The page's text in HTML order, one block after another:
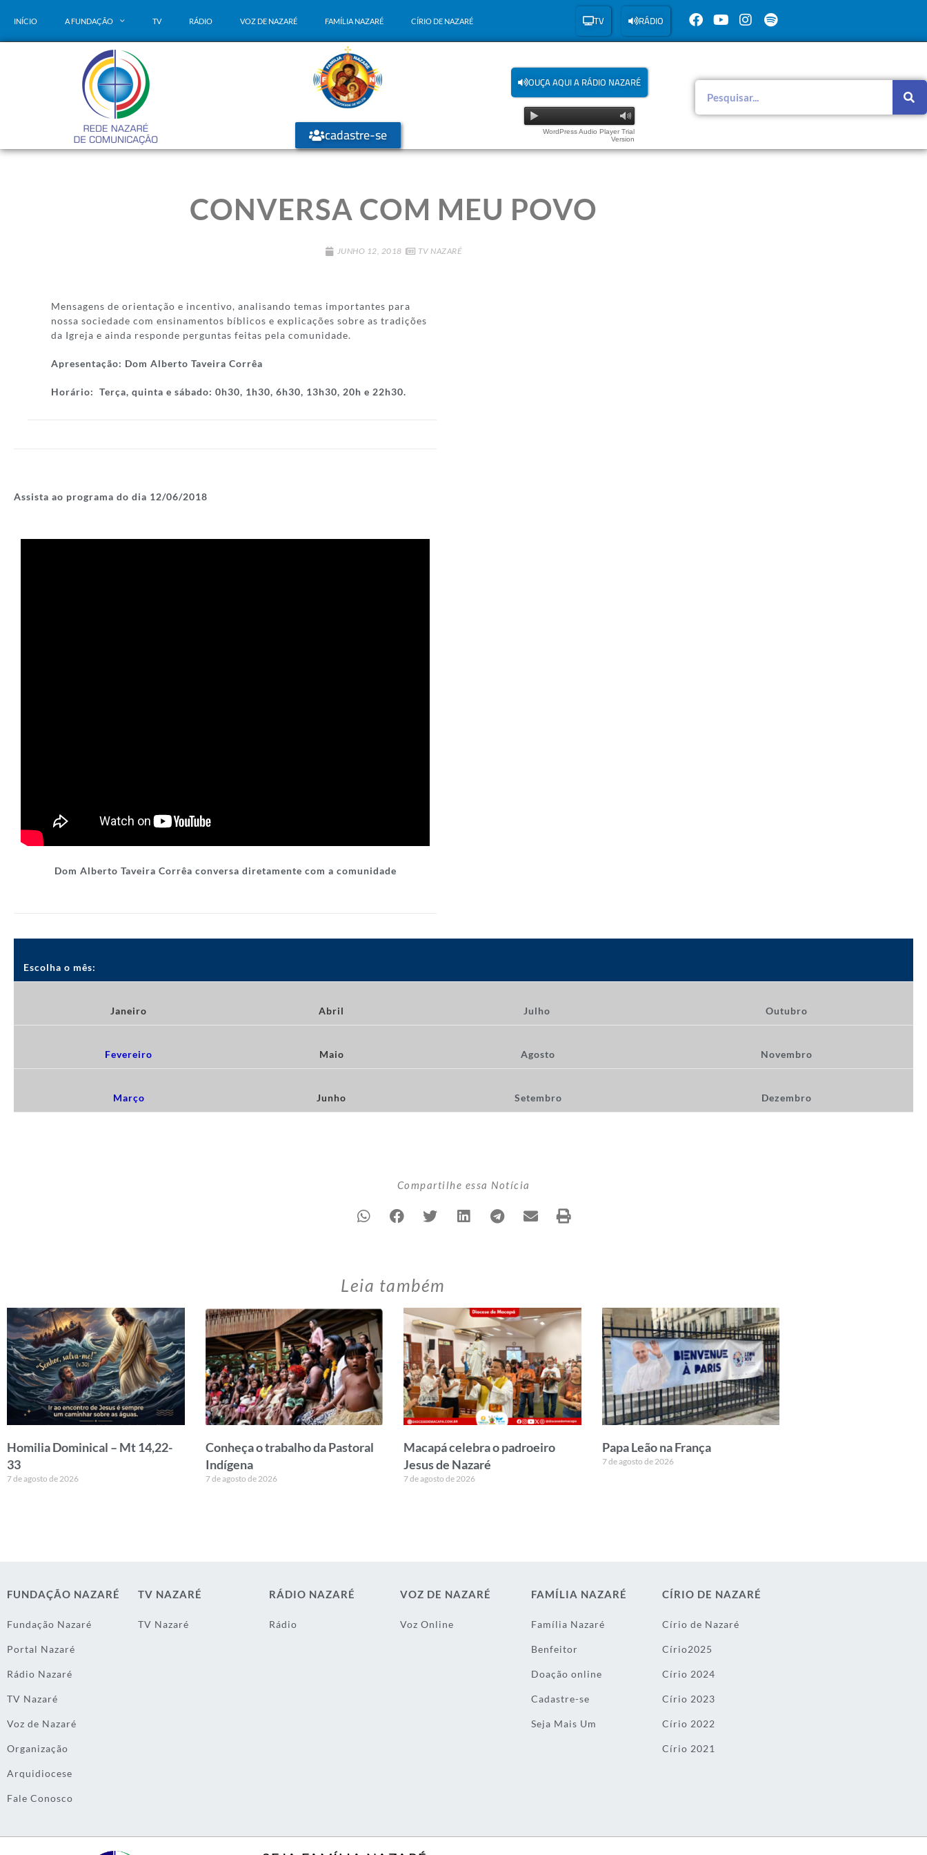
INÍCIO A FUNDAÇÃO TV RÁDIO VOZ DE NAZARÉ FAMÍLIA NAZARÉ CÍRIO DE NAZARÉ TV RÁDIO
cadastre-se
OUÇA AQUI A RÁDIO NAZARÉ
WordPress Audio Player Trial
Version
CONVERSA COM MEU POVO
JUNHO 12, 2018 TV NAZARÉ
Mensagens de orientação e incentivo, analisando temas importantes para
nossa sociedade com ensinamentos bíblicos e explicações sobre as tradições
da Igreja e ainda responde perguntas feitas pela comunidade.
Apresentação: Dom Alberto Taveira Corrêa
Horário: Terça, quinta e sábado: 0h30, 1h30, 6h30, 13h30, 20h e 22h30.
Assista ao programa do dia 12/06/2018
Dom Alberto Taveira Corrêa conversa diretamente com a comunidade
Escolha o mês:
Janeiro Abril Julho Outubro
Fevereiro Maio Agosto Novembro
Março Junho Setembro Dezembro
Compartilhe essa Notícia
Leia também
Homilia Dominical – Mt 14,22-
33
7 de agosto de 2026
Conheça o trabalho da Pastoral
Indígena
7 de agosto de 2026
Macapá celebra o padroeiro
Jesus de Nazaré
7 de agosto de 2026
Papa Leão na França
7 de agosto de 2026
FUNDAÇÃO NAZARÉ
Fundação Nazaré
Portal Nazaré
Rádio Nazaré
TV Nazaré
Voz de Nazaré
Organização
Arquidiocese
Fale Conosco
TV NAZARÉ
TV Nazaré
RÁDIO NAZARÉ
Rádio
VOZ DE NAZARÉ
Voz Online
FAMÍLIA NAZARÉ
Família Nazaré
Benfeitor
Doação online
Cadastre-se
Seja Mais Um
CÍRIO DE NAZARÉ
Círio de Nazaré
Círio2025
Círio 2024
Círio 2023
Círio 2022
Círio 2021